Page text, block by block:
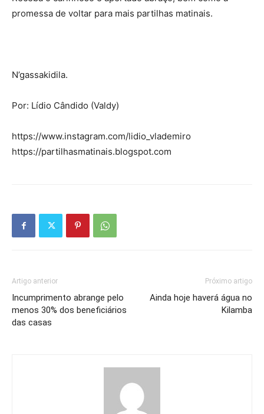
promessa de voltar para mais partilhas matinais.
N’gassakidila.
Por: Lídio Cândido (Valdy)
https://www.instagram.com/lidio_vlademiro
https://partilhasmatinais.blogspot.com
Artigo anterior
Incumprimento abrange pelo
menos 30% dos beneficiários
das casas
Próximo artigo
Ainda hoje haverá água no
Kilamba